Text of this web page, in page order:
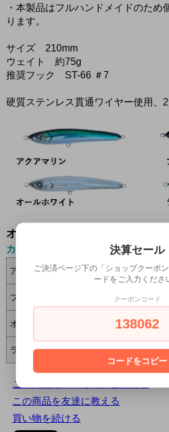
・本製品はフルハンドメイドのため
ります。
サイズ 210mm
ウェイト 約75g
推奨フック ST-66 ＃7
硬質ステンレス貫通ワイヤー使用、
オプションの値段詳細
カラー
アクアマリン
ブラックバック
オールホワイト
ライムPENPEN
この商品について問い合わせる
この商品を友達に教える
買い物を続ける
決算セール
ご決済ページ下の「ショップクーポ
ードをご入力くださ
クーポンコード
138062
コードをコピー